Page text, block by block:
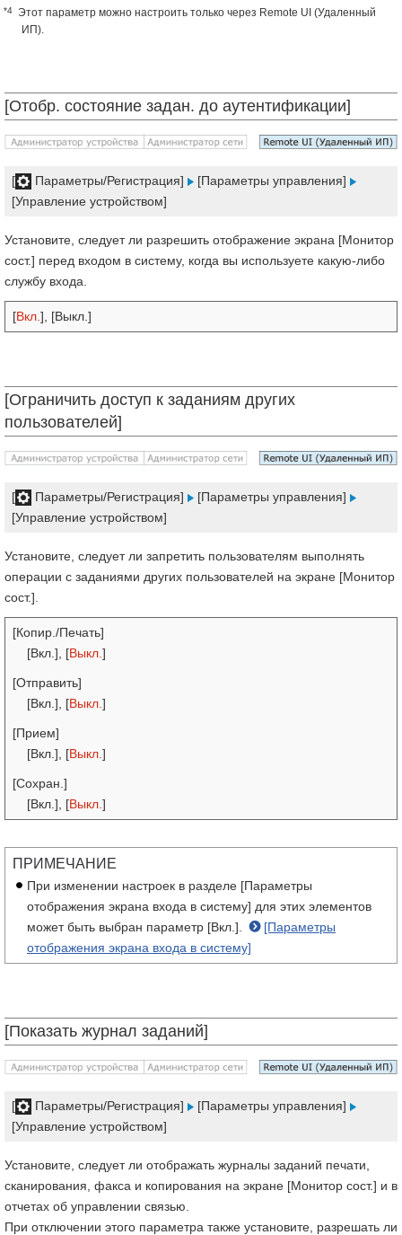
*4 Этот параметр можно настроить только через Remote UI (Удаленный
ИП).
[Отобр. состояние задан. до аутентификации]
[ Параметры/Регистрация]
[Параметры управления]
[Управление устройством]
Установите, следует ли разрешить отображение экрана [Монитор
сост.] перед входом в систему, когда вы используете какую-либо
службу входа.
[Вкл. ], [Выкл.]
[Ограничить доступ к заданиям других
пользователей]
[ Параметры/Регистрация]
[Параметры управления]
[Управление устройством]
Установите, следует ли запретить пользователям выполнять
операции с заданиями других пользователей на экране [Монитор
сост.].
[Копир./Печать]
[Вкл.], [Выкл. ]
[Отправить]
[Вкл.], [Выкл. ]
[Прием]
[Вкл.], [Выкл. ]
[Сохран.]
[Вкл.], [Выкл. ]
ПРИМЕЧАНИЕ
При изменении настроек в разделе [Параметры
отображения экрана входа в систему] для этих элементов
может быть выбран параметр [Вкл.].
[Параметры
отображения экрана входа в систему]
[Показать журнал заданий]
[ Параметры/Регистрация]
[Параметры управления]
[Управление устройством]
Установите, следует ли отображать журналы заданий печати,
сканирования, факса и копирования на экране [Монитор сост.] и в
отчетах об управлении связью.
При отключении этого параметра также установите, разрешать ли